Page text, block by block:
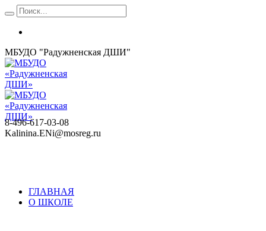
МБУДО "Радужненская ДШИ"
8-496-617-03-08
Kalinina.ENi@mosreg.ru
ГЛАВНАЯ
О ШКОЛЕ